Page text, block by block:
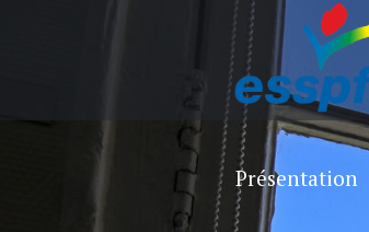
Présentation